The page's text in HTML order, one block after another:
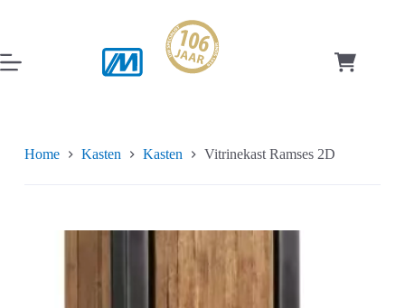
inhoud
Home Kasten Kasten Vitrinekast Ramses 2D